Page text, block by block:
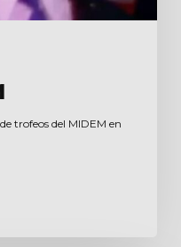
trofeos del MIDEM en